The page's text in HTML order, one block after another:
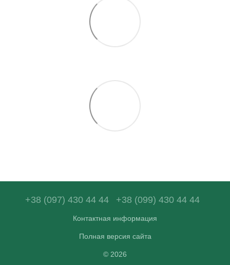
+38 (097) 430 44 44 +38 (099) 430 44 44
Контактная информация
Полная версия сайта
© 2026